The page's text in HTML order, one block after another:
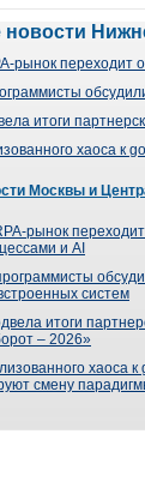
новости
рынок переходит
итоги
хаоса к
Москвы и
рынок
и AI
систем
итоги
– 2026»
хаоса к
смену